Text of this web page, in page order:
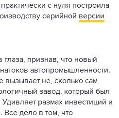
с нуля построила
серийной версии
глаза, признав, что новый
автопромышленности.
не, сколько сам
завод, который был
размах инвестиций и
Все дело в том, что